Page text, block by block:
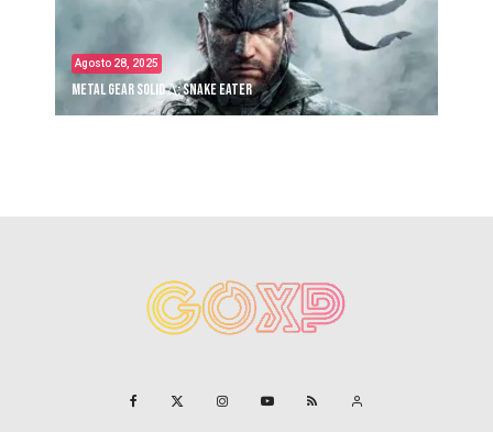
Agosto 28, 2025
Metal Gear Solid Δ: Snake Eater